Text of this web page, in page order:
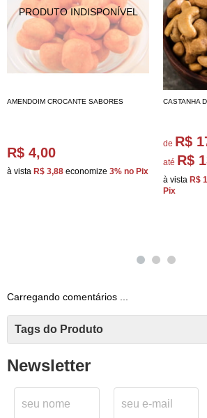
AMENDOIM CROCANTE SABORES
R$ 4,00
à vista R$ 3,88 economize 3% no Pix
CASTANHA
de R$
até R$
à vista R$
Pix
Carregando comentários ...
Tags do Produto
Newsletter